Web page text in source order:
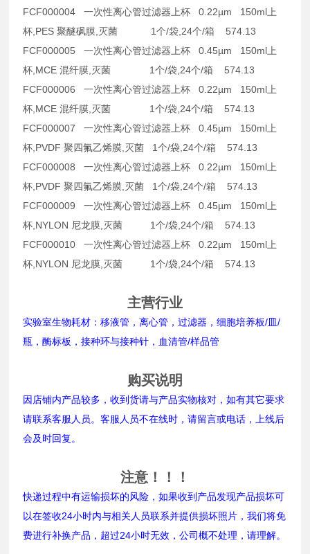
FCF000004 一次性离心管过滤器上杯 0.22µm 150ml上
杯,PES 聚醚砜膜,灭菌 1个/袋,24个/箱 574.13
FCF000005 一次性离心管过滤器上杯 0.45µm 150ml上
杯,MCE 混纤膜,灭菌 1个/袋,24个/箱 574.13
FCF000006 一次性离心管过滤器上杯 0.22µm 150ml上
杯,MCE 混纤膜,灭菌 1个/袋,24个/箱 574.13
FCF000007 一次性离心管过滤器上杯 0.45µm 150ml上
杯,PVDF 聚四氟乙烯膜,灭菌 1个/袋,24个/箱 574.13
FCF000008 一次性离心管过滤器上杯 0.22µm 150ml上
杯,PVDF 聚四氟乙烯膜,灭菌 1个/袋,24个/箱 574.13
FCF000009 一次性离心管过滤器上杯 0.45µm 150ml上
杯,NYLON 尼龙膜,灭菌 1个/袋,24个/箱 574.13
FCF000010 一次性离心管过滤器上杯 0.22µm 150ml上
杯,NYLON 尼龙膜,灭菌 1个/袋,24个/箱 574.13
主营行业
实验室生物耗材：移液管，离心管，过滤器，细胞培养板/皿/
瓶，酶标板，接种环与接种针，血清管/样品管
购买说明
因店铺内产品较多，收到货请与产品实物核对，如有其它要求
请联系客服人员。客服人员不在线时，请留言或电话，上线后
会及时回复。
注意！！！
快递过程中有运输损坏的风险，如果收到产品发现产品损坏可
以在签收24小时内与相关人员联系并提供损坏照片，我们将免
费进行补换产品，超过24小时无效，公司概不处理，请理解。